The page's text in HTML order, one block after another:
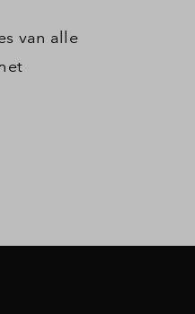
van alle